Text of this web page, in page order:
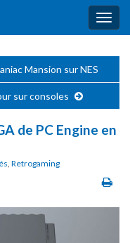
Mansion sur NES
sur consoles
de PC Engine en
, Retrogaming